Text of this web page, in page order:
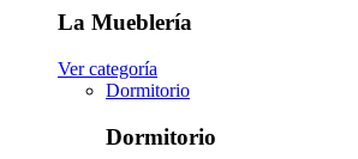
La Mueblería
Ver categoría
Dormitorio
Dormitorio